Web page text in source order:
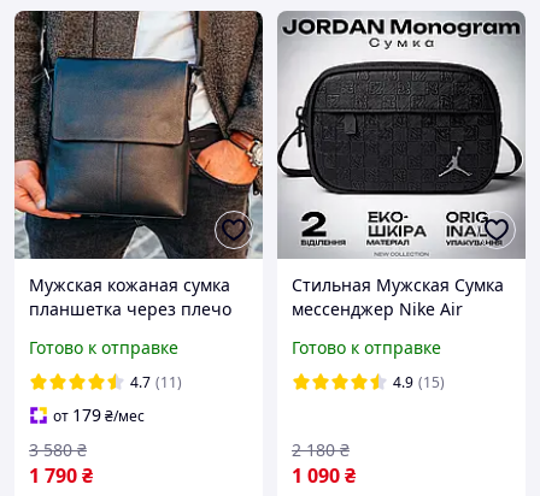
Мужская кожаная сумка
планшетка через плечо
натуральной кожи для
мужчин, черный
Готово к отправке
4.7 (11)
от 179₴/мес
1 790₴
3 580 ₴
Стильная Мужская Сумка
мессенджер Nike Air
кожа через плечо
вместительная черная
Готово к отправке
4.9 (15)
1 090₴
2 180 ₴